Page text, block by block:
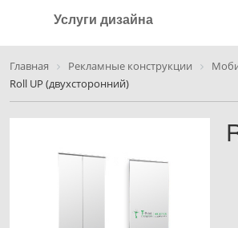
Услуги дизайна
Главная Рекламные конструкции
Roll UP (двухсторонний)